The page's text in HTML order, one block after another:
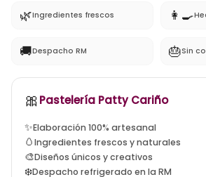
🌿Ingredientes frescos 👩‍🍳
🚚Despacho RM 🎂Sin
🎀 Pastelería Patty Cariño
✨Elaboración 100% artesanal
🥚Ingredientes frescos y naturales
🎨Diseños únicos y creativos
❄️Despacho refrigerado en la RM
tortas artesanales santiago,